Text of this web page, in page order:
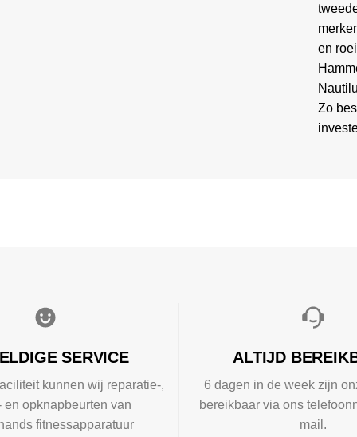
en
Zo
SERVICE
kunnen wij reparatie-,
en opknapbeurten van
fitnessapparatuur
ALTIJD
6 dagen in de week zijn
bereikbaar via ons
mail.